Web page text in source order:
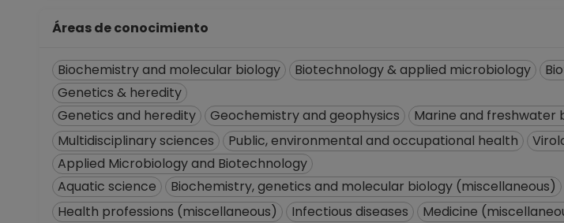
Áreas de conocimiento
Biochemistry and molecular biology Biotechnology & applied microbiology
Genetics & heredity
Genetics and heredity
Geochemistry and geophysics Marine and freshwater
Multidisciplinary sciences
Public, environmental and occupational health
Applied Microbiology and Biotechnology
Aquatic science
Biochemistry, genetics and molecular biology (miscellaneous)
Health professions (miscellaneous)
Infectious diseases Medicine